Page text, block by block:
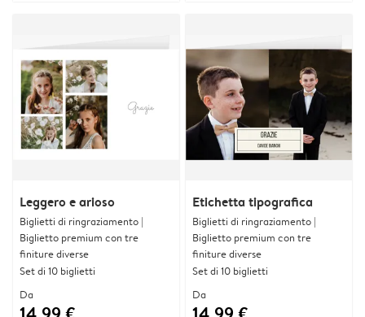
Leggero e arioso
Biglietti di ringraziamento |
Biglietto premium con tre
finiture diverse
Set di 10 biglietti
Da
Etichetta tipografica
Biglietti di ringraziamento |
Biglietto premium con tre
finiture diverse
Set di 10 biglietti
Da